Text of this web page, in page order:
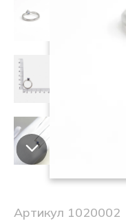
Артикул 1020002